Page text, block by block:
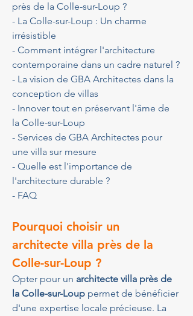
près de la Colle-sur-Loup ?
- La Colle-sur-Loup : Un charme
irrésistible
- Comment intégrer l'architecture
contemporaine dans un cadre naturel ?
- La vision de GBA Architectes dans la
conception de villas
- Innover tout en préservant l'âme de
la Colle-sur-Loup
- Services de GBA Architectes pour
une villa sur mesure
- Quelle est l'importance de
l'architecture durable ?
- FAQ
Pourquoi choisir un
architecte villa près de la
Colle-sur-Loup ?
Opter pour un architecte villa près de
la Colle-sur-Loup permet de bénéficier
d'une expertise locale précieuse. La